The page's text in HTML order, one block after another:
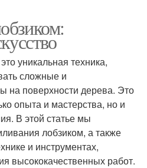
уникальная техника,
сложные и
на поверхности дерева. Это
опыта и мастерства, но и
В этой статье мы
лобзиком, а также
и инструментах,
высококачественных работ.